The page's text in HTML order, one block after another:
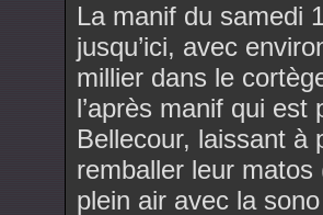
La manif du samedi
jusqu’ici, avec
millier dans le
l’après manif qui est
Bellecour, laissant à
remballer leur matos
plein air avec la